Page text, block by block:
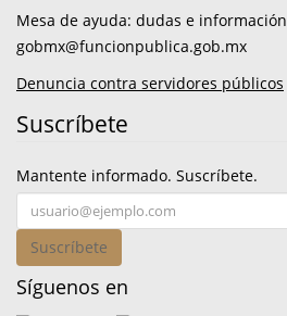
Mesa de ayuda: dudas e información
gobmx@funcionpublica.gob.mx
Denuncia contra servidores públicos
Suscríbete
Mantente informado. Suscríbete.
Suscríbete
Síguenos en